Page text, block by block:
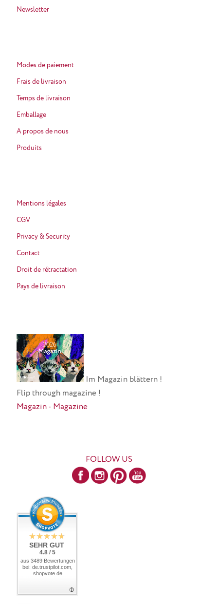
Newsletter
Modes de paiement
Frais de livraison
Temps de livraison
Emballage
A propos de nous
Produits
Mentions légales
CGV
Privacy & Security
Contact
Droit de rétractation
Pays de livraison
Im Magazin blättern !
Flip through magazine !
Magazin - Magazine
FOLLOW US
SEHR GUT
4.8 / 5
aus 3489 Bewertungen
bei: de.trustpilot.com,
shopvote.de